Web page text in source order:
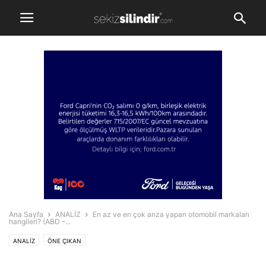
Ana Sayfa ANALİZ
En az ve en çok arıza yapan otomobil markaları
hangileri? (ABD –...
ANALİZ ÖNE ÇIKAN